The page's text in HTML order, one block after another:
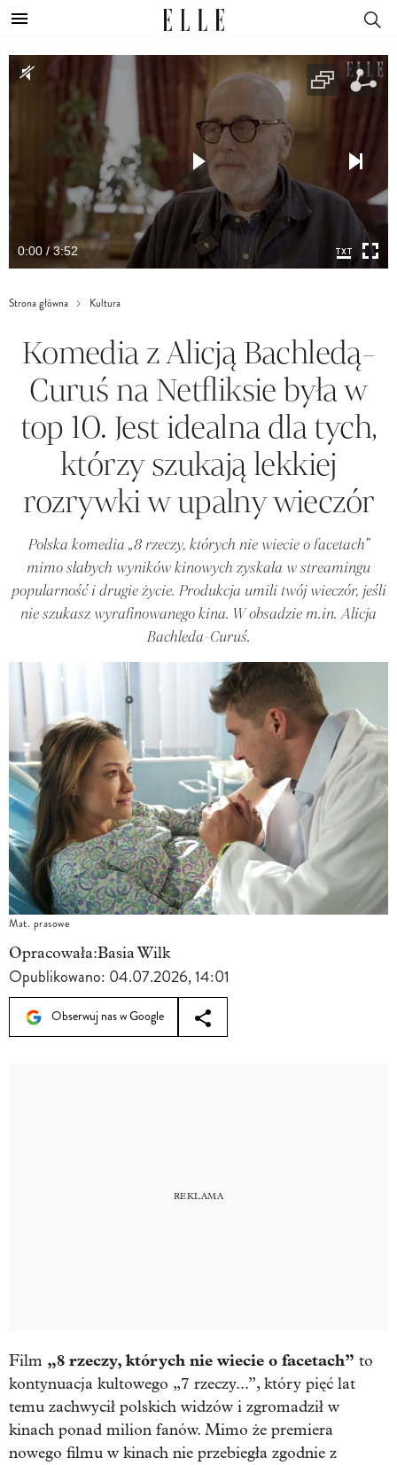
0:00 / 3:52
Strona główna Kultura
Komedia z Alicją Bachledą-
Curuś na Netfliksie była w
top 10. Jest idealna dla tych,
którzy szukają lekkiej
rozrywki w upalny wieczór
Polska komedia „8 rzeczy, których nie wiecie o facetach”
mimo słabych wyników kinowych zyskała w streamingu
popularność i drugie życie. Produkcja umili twój wieczór, jeśli
nie szukasz wyrafinowanego kina. W obsadzie m.in. Alicja
Bachleda-Curuś.
Mat. prasowe
Opracowała:Basia Wilk
Opublikowano: 04.07.2026, 14:01
Obserwuj nas w Google
Film „8 rzeczy, których nie wiecie o facetach” to
kontynuacja kultowego „7 rzeczy...”, który pięć lat
temu zachwycił polskich widzów i zgromadził w
kinach ponad milion fanów. Mimo że premiera
nowego filmu w kinach nie przebiegła zgodnie z